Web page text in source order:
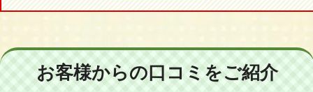
お客様からの口コミをご紹介